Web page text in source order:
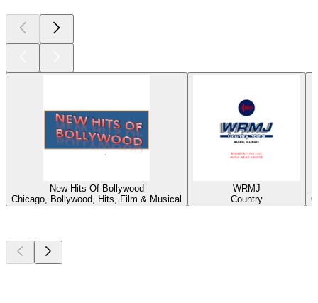
New Hits Of Bollywood
Chicago, Bollywood, Hits, Film & Musical
WRMJ
Country